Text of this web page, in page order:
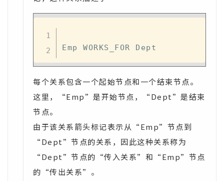
每个关系包含一个起始节点和一个结束节点。
这里，“Emp”是开始节点，“Dept”是结束
节点。
由于该关系箭头标记表示从“Emp”节点到
“Dept”节点的关系，因此这种关系称为
“Dept”节点的“传入关系”和“Emp”节点
的“传出关系”。